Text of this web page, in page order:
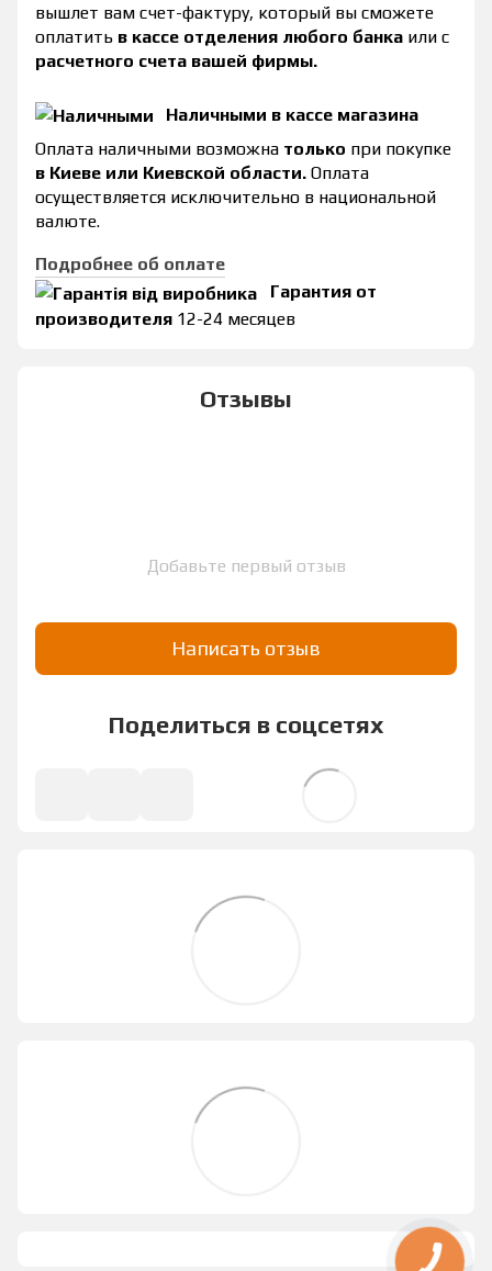
вышлет вам счет-фактуру, который вы сможете
оплатить в кассе отделения любого банка или с
расчетного счета вашей фирмы.
Наличными в кассе магазина
Оплата наличными возможна только при покупке
в Киеве или Киевской области. Оплата
осуществляется исключительно в национальной
валюте.
Подробнее об оплате
Гарантия от
производителя 12-24 месяцев
Отзывы
Добавьте первый отзыв
Написать отзыв
Поделиться в соцсетях